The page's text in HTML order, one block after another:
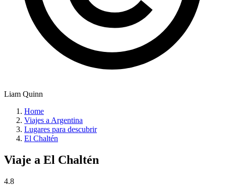
Liam Quinn
Home
Viajes a Argentina
Lugares para descubrir
El Chaltén
Viaje a El Chaltén
4.8